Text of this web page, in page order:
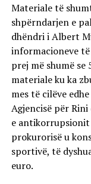
Materiale të
shpërndarjen e
dhëndri i Albert
informacioneve
prej më shumë se
materiale ku ka
mes të cilëve
Agjencisë për
e
prokurorisë u
sportivë, të
euro.